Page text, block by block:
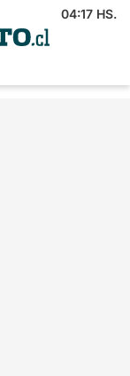
04:17 HS.